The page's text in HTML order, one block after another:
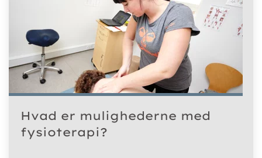
Hvad er mulighederne med
fysioterapi?